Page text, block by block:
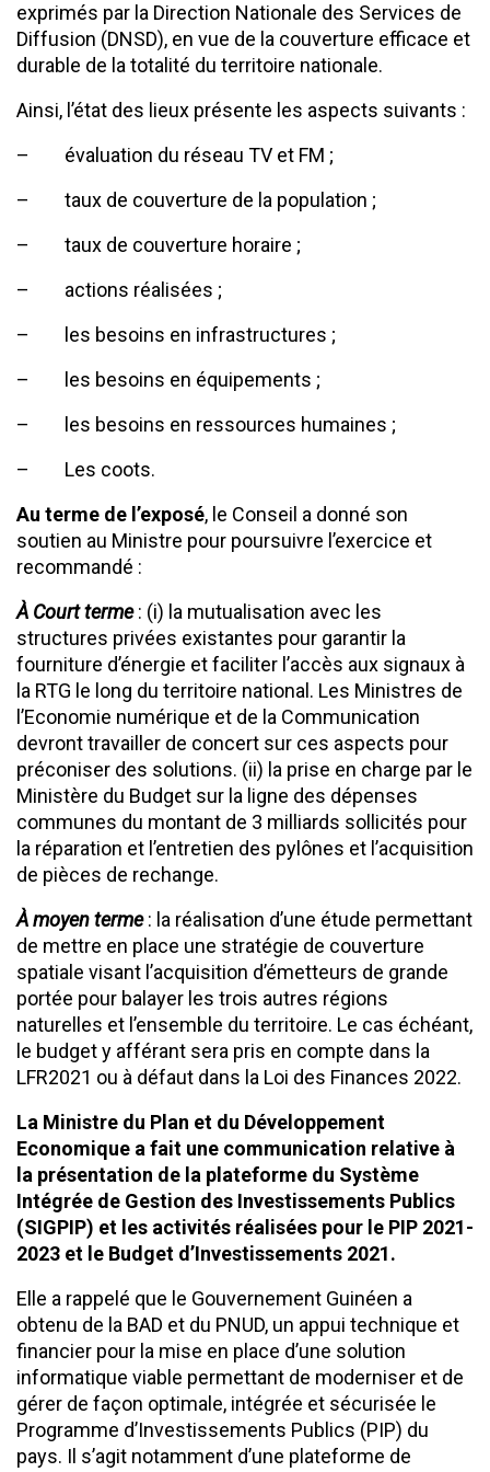
exprimés par la Direction Nationale des Services de
Diffusion (DNSD), en vue de la couverture efficace et
durable de la totalité du territoire nationale.
Ainsi, l’état des lieux présente les aspects suivants :
– évaluation du réseau TV et FM ;
– taux de couverture de la population ;
– taux de couverture horaire ;
– actions réalisées ;
– les besoins en infrastructures ;
– les besoins en équipements ;
– les besoins en ressources humaines ;
– Les coots.
Au terme de l’exposé, le Conseil a donné son
soutien au Ministre pour poursuivre l’exercice et
recommandé :
À Court terme: (i) la mutualisation avec les
structures privées existantes pour garantir la
fourniture d’énergie et faciliter l’accès aux signaux à
la RTG le long du territoire national. Les Ministres de
l’Economie numérique et de la Communication
devront travailler de concert sur ces aspects pour
préconiser des solutions. (ii) la prise en charge par le
Ministère du Budget sur la ligne des dépenses
communes du montant de 3 milliards sollicités pour
la réparation et l’entretien des pylônes et l’acquisition
de pièces de rechange.
À moyen terme: la réalisation d’une étude permettant
de mettre en place une stratégie de couverture
spatiale visant l’acquisition d’émetteurs de grande
portée pour balayer les trois autres régions
naturelles et l’ensemble du territoire. Le cas échéant,
le budget y afférant sera pris en compte dans la
LFR2021 ou à défaut dans la Loi des Finances 2022.
La Ministre du Plan et du Développement
Economique a fait une communication relative à
la présentation de la plateforme du Système
Intégrée de Gestion des Investissements Publics
(SIGPIP) et les activités réalisées pour le PIP 2021-
2023 et le Budget d’Investissements 2021.
Elle a rappelé que le Gouvernement Guinéen a
obtenu de la BAD et du PNUD, un appui technique et
financier pour la mise en place d’une solution
informatique viable permettant de moderniser et de
gérer de façon optimale, intégrée et sécurisée le
Programme d’Investissements Publics (PIP) du
pays. Il s’agit notamment d’une plateforme de